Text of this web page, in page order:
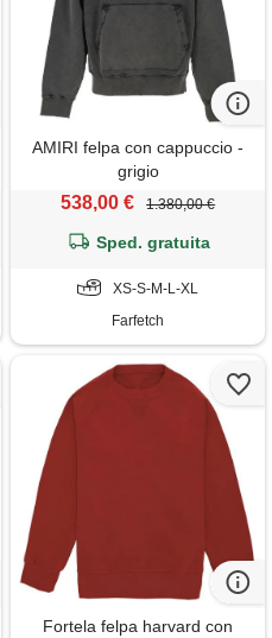
AMIRI felpa con cappuccio -
grigio
538,00 € 1.380,00 €
Sped. gratuita
XS-S-M-L-XL
Farfetch
Fortela felpa harvard con